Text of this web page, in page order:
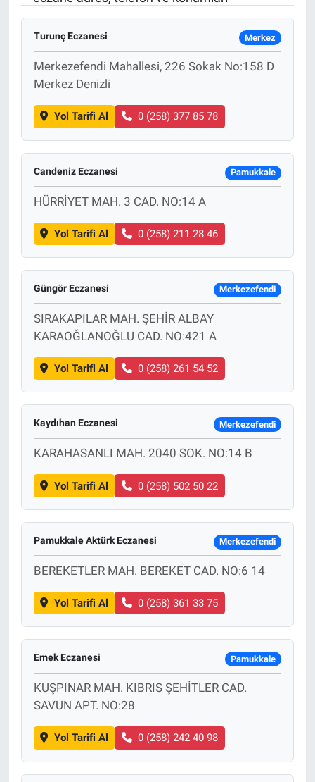
Turunç Eczanesi Merkez
Merkezefendi Mahallesi, 226 Sokak No:158 D
Merkez Denizli
Yol Tarifi Al 0 (258) 377 85 78
Candeniz Eczanesi Pamukkale
HÜRRİYET MAH. 3 CAD. NO:14 A
Yol Tarifi Al 0 (258) 211 28 46
Güngör Eczanesi Merkezefendi
SIRAKAPILAR MAH. ŞEHİR ALBAY
KARAOĞLANOĞLU CAD. NO:421 A
Yol Tarifi Al 0 (258) 261 54 52
Kaydıhan Eczanesi Merkezefendi
KARAHASANLI MAH. 2040 SOK. NO:14 B
Yol Tarifi Al 0 (258) 502 50 22
Pamukkale Aktürk Eczanesi Merkezefendi
BEREKETLER MAH. BEREKET CAD. NO:6 14
Yol Tarifi Al 0 (258) 361 33 75
Emek Eczanesi Pamukkale
KUŞPINAR MAH. KIBRIS ŞEHİTLER CAD.
SAVUN APT. NO:28
Yol Tarifi Al 0 (258) 242 40 98
Spor